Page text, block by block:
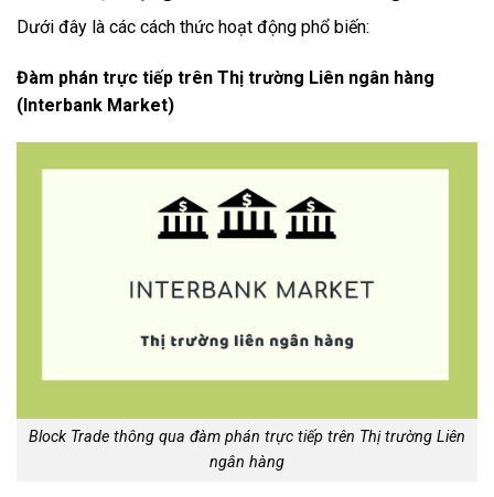
Dưới đây là các cách thức hoạt động phổ biến:
Đàm phán trực tiếp trên Thị trường Liên ngân hàng
(Interbank Market)
Block Trade thông qua đàm phán trực tiếp trên Thị trường Liên
ngân hàng